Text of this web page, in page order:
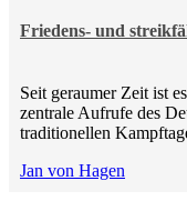
Friedens- und
Seit geraumer Zeit ist
zentrale Aufrufe des
traditionellen
Jan von Hagen